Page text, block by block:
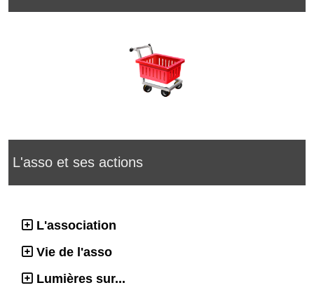
L'asso et ses actions
L'association
Vie de l'asso
Lumières sur...